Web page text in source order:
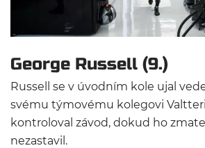
George Russell (9.)
Russell se v úvodním kole ujal
svému týmovému kolegovi
kontroloval závod, dokud ho
nezastavil.